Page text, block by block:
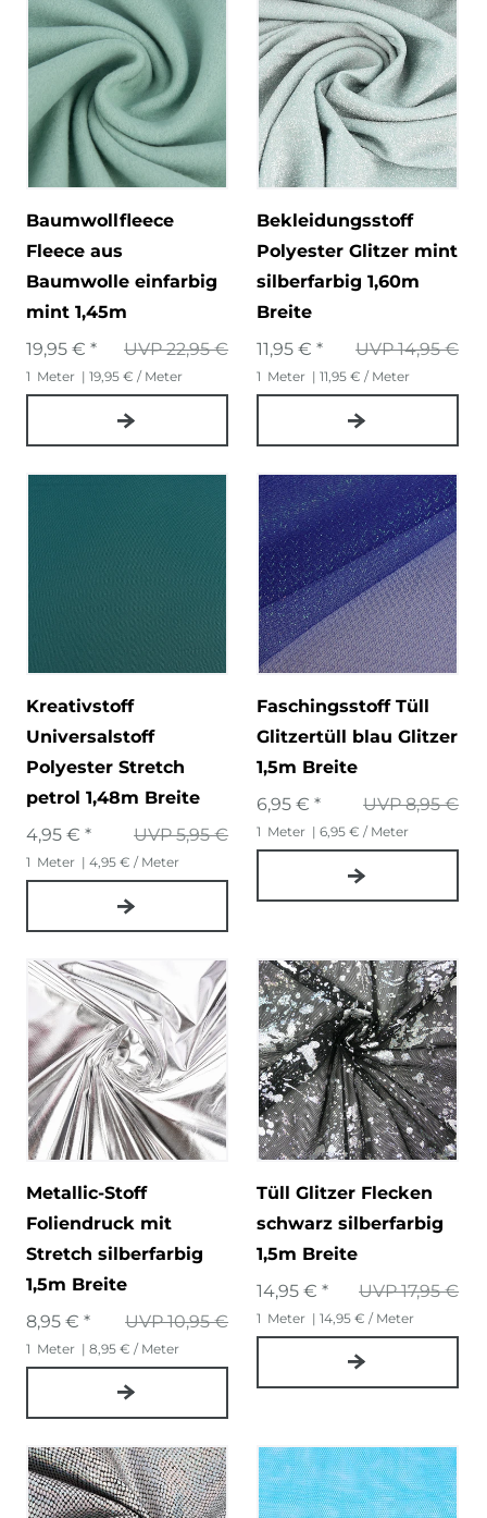
Baumwollfleece
Fleece aus
Baumwolle einfarbig
mint 1,45m
UVP 22,95 €
19,95 € *
1 Meter | 19,95 € / Meter
Bekleidungsstoff
Polyester Glitzer mint
silberfarbig 1,60m
Breite
UVP 14,95 €
11,95 € *
1 Meter | 11,95 € / Meter
Kreativstoff
Universalstoff
Polyester Stretch
petrol 1,48m Breite
UVP 5,95 €
4,95 € *
1 Meter | 4,95 € / Meter
Faschingsstoff Tüll
Glitzertüll blau Glitzer
1,5m Breite
UVP 8,95 €
6,95 € *
1 Meter | 6,95 € / Meter
Metallic-Stoff
Foliendruck mit
Stretch silberfarbig
1,5m Breite
UVP 10,95 €
8,95 € *
1 Meter | 8,95 € / Meter
Tüll Glitzer Flecken
schwarz silberfarbig
1,5m Breite
UVP 17,95 €
14,95 € *
1 Meter | 14,95 € / Meter